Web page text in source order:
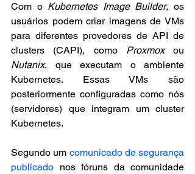
Com o Kubernetes Image Builder, os
usuários podem criar imagens de VMs
para diferentes provedores de API de
clusters (CAPI), como Proxmox
Nutanix, que executam o ambiente
Kubernetes. Essas VMs são
posteriormente configuradas como nós
(servidores) que integram um cluster
Kubernetes.
Segundo um comunicado de segurança
publicado nos fóruns da comunidade